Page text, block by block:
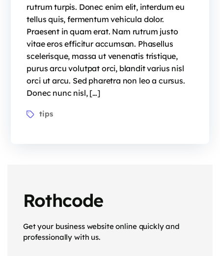
rutrum turpis. Donec enim elit, interdum eu
tellus quis, fermentum vehicula dolor.
Praesent in quam erat. Nam rutrum justo
vitae eros efficitur accumsan. Phasellus
scelerisque, massa ut venenatis tristique,
purus arcu volutpat orci, blandit varius nisl
orci ut arcu. Sed pharetra non leo a cursus.
Donec nunc nisl, […]
tips
Rothcode
Get your business website online quickly and
professionally with us.